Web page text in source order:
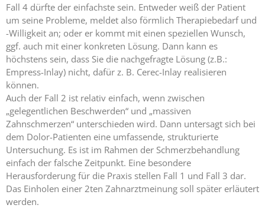
Fall 4 dürfte der einfachste sein. Entweder weiß der Patient
um seine Probleme, meldet also förmlich Therapiebedarf und
-Willigkeit an; oder er kommt mit einen speziellen Wunsch,
ggf. auch mit einer konkreten Lösung. Dann kann es
höchstens sein, dass Sie die nachgefragte Lösung (z.B.:
Empress-Inlay) nicht, dafür z. B. Cerec-Inlay realisieren
können.
Auch der Fall 2 ist relativ einfach, wenn zwischen
„gelegentlichen Beschwerden“ und „massiven
Zahnschmerzen“ unterschieden wird. Dann untersagt sich bei
dem Dolor-Patienten eine umfassende, strukturierte
Untersuchung. Es ist im Rahmen der Schmerzbehandlung
einfach der falsche Zeitpunkt. Eine besondere
Herausforderung für die Praxis stellen Fall 1 und Fall 3 dar.
Das Einholen einer 2ten Zahnarztmeinung soll später erläutert
werden.